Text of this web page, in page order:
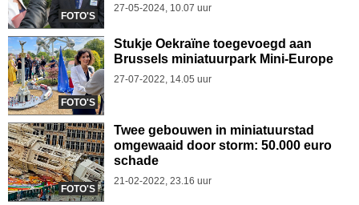
FOTO'S
27-05-2024, 10.07 uur
FOTO'S
Stukje Oekraïne toegevoegd aan
Brussels miniatuurpark Mini-Europe
27-07-2022, 14.05 uur
FOTO'S
Twee gebouwen in miniatuurstad
omgewaaid door storm: 50.000 euro
schade
21-02-2022, 23.16 uur